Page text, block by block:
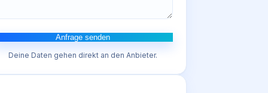
Anfrage senden
Deine Daten gehen direkt an den Anbieter.